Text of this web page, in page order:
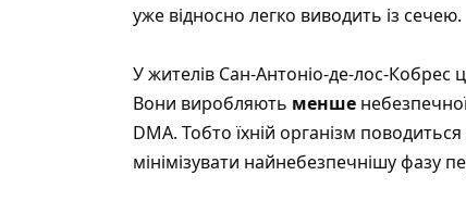
уже відносно легко виводить із сечею.
У жителів Сан-Антоніо-де-лос-Кобрес
Вони виробляють менше
DMA. Тобто їхній організм
мінімізувати найнебезпечнішу фазу